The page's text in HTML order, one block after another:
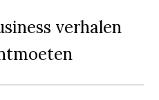
verhalen